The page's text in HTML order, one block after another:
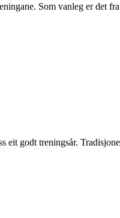
Som vanleg er det
eit godt treningsår.